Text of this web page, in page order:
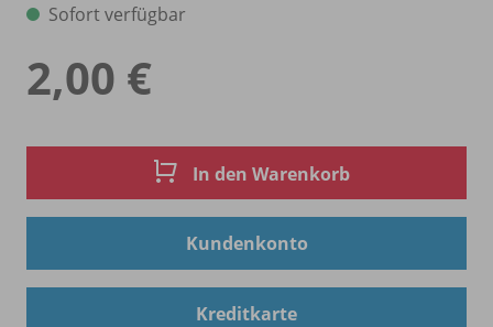
Sofort verfügbar
2,00 €
In den Warenkorb
Kundenkonto
Kreditkarte